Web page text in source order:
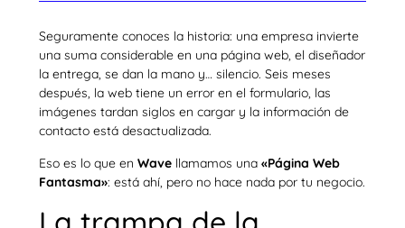
Seguramente conoces la historia: una empresa invierte
una suma considerable en una página web, el diseñador
la entrega, se dan la mano y… silencio. Seis meses
después, la web tiene un error en el formulario, las
imágenes tardan siglos en cargar y la información de
contacto está desactualizada.
Eso es lo que en Wavellamamos una «Página Web
Fantasma»: está ahí, pero no hace nada por tu negocio.